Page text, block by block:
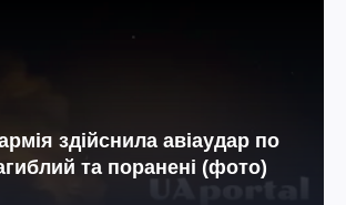
здійснила авіаудар по
та поранені (фото)